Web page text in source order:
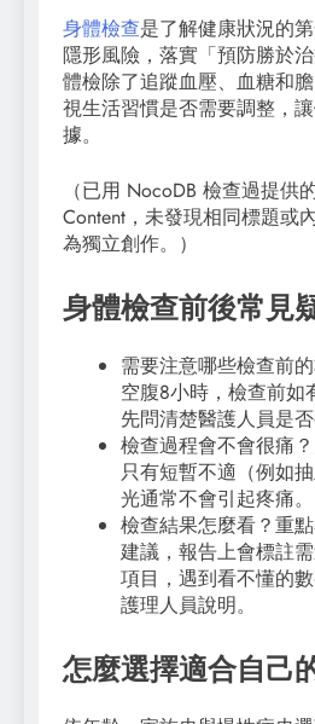
身體檢查是了解健康狀況的
隱形風險，落實「預防勝於
體檢除了追蹤血壓、血糖和
視生活習慣是否需要調整，
據。
（已用 NocoDB 檢查過提供
Content，未發現相同標題或
為獨立創作。）
身體檢查前後常見
需要注意哪些檢查前
空腹8小時，檢查前如
先問清楚醫護人員是否
檢查過程會不會很痛
只有短暫不適（例如
光通常不會引起疼痛。
檢查結果怎麼看？重
建議，報告上會標註
項目，遇到看不懂的
護理人員說明。
怎麼選擇適合自己